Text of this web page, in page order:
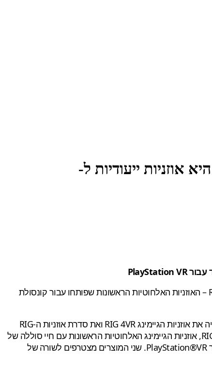
היא אוזניות ייעודיות ל-
הסדרות החדשות של RIG 600, RIG 400 ו-RIG 4VR בנויות על המערך הנוכחי של פלנטרוניקס עבור גיימרים, הכולל את ה-RIG 800 – האוזניות האלחוטיות הראשונות שפותחו עבור קונסולת
חברת פלנטרוניקס, חלוצה ומובילה עולמית בתחום מוצרי תקשורת קולית ומכשירים לבישים, הציגה ב-Gamescom בקלן שבגרמניה את אוזניות הגיימינג RIG 4VR ואת סדרת אוזניות ה-RIG
החדשה של החברה, המיועדת ל-Xbox One ול-PS4. התוספת החדשה של פלנטרוניקס למשפחת מוצרי ה-RIG היא סדרת ה-RIG 800, אוזניות הגיימינג האלחוטיות הראשונות עם חיי סוללה של
עד 24 שעות. משפחת ה-RIG 800 מצטרפת אל ה-RIG 4VR, אשר מהוות את האוזניות הראשונות בתעשייה אשר פותחו במיוחד עבור PlayStation®VR. שני המוצרים מצטרפים לשורה של